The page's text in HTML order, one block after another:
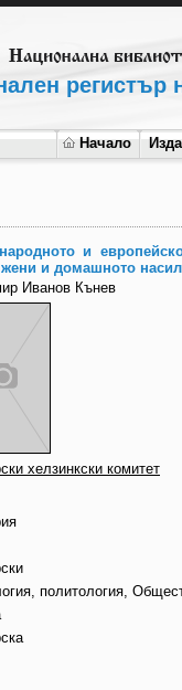
регистър
Начало
и
и домашното
Иванов Кънев
хелзинкски комитет
политология,